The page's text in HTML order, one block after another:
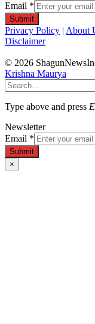
Email *
Submit
Privacy Policy | About
Disclaimer
© 2026
Krishna Maurya
Type above and press
Newsletter
Email *
Submit
×